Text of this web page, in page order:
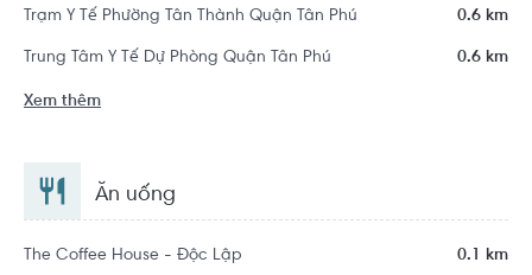
Trạm Y Tế Phường Tân Thành Quận Tân Phú 0.6 km
Trung Tâm Y Tế Dự Phòng Quận Tân Phú 0.6 km
Xem thêm
Ăn uống
The Coffee House - Độc Lập 0.1 km